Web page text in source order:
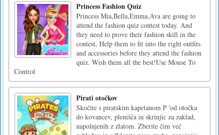
Princess Fashion Quiz
Princess Mia,Bella,Emma,Ava are going to
attend the fashion quiz contest today. And
they need to prove their fashion skill in the
contest, Help them to fit into the right outfits
and accessories before they attend the fashion
quiz. Wish them all the best!Use Mouse To
Control
Pirati otočkov
Skočite s piratskim kapetanom P 'od otočka
do kovancev, plenišča in skrinjic za zaklad,
napolnjenih z zlatom. Zberite čim več